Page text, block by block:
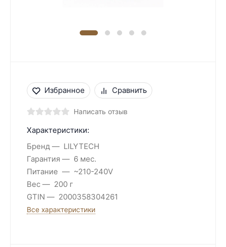
Избранное Сравнить
Написать отзыв
Характеристики:
Бренд
LILYTECH
Гарантия
6 мес.
Питание
~210-240V
Вес
200 г
GTIN
2000358304261
Все характеристики